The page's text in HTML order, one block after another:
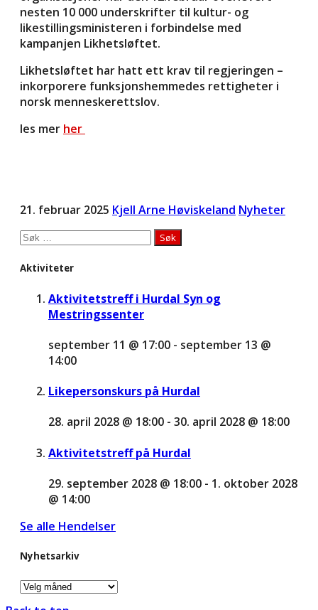
nesten 10 000 underskrifter til kultur- og
likestillingsministeren i forbindelse med
kampanjen Likhetsløftet.
Likhetsløftet har hatt ett krav til regjeringen –
inkorporere funksjonshemmedes rettigheter i
norsk menneskerettslov.
les mer her
21. februar 2025 Kjell Arne Høviskeland Nyheter
Søk
Aktiviteter
Aktivitetstreff i Hurdal Syn og
Mestringssenter
september 11 @ 17:00 - september 13 @
14:00
Likepersonskurs på Hurdal
28. april 2028 @ 18:00 - 30. april 2028 @ 18:00
Aktivitetstreff på Hurdal
29. september 2028 @ 18:00 - 1. oktober 2028
@ 14:00
Se alle Hendelser
Nyhetsarkiv
Nyhetsarkiv